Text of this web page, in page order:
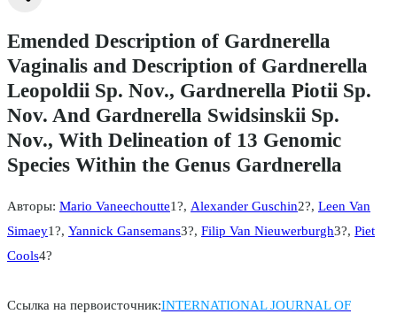
Emended Description of Gardnerella
Vaginalis and Description of Gardnerella
Leopoldii Sp. Nov., Gardnerella Piotii Sp.
Nov. And Gardnerella Swidsinskii Sp.
Nov., With Delineation of 13 Genomic
Species Within the Genus Gardnerella
Авторы: Mario Vaneechoutte1?, Alexander Guschin2?, Leen Van
Simaey1?, Yannick Gansemans3?, Filip Van Nieuwerburgh3?, Piet
Cools4?
Ссылка на первоисточник:INTERNATIONAL JOURNAL OF